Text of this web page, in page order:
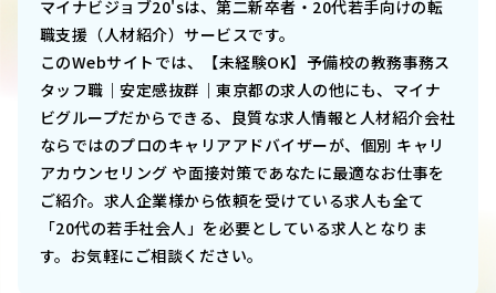
マイナビジョブ20'sは、第二新卒者・20代若手向けの転
職支援（人材紹介）サービスです。
このWebサイトでは、
【未経験OK】予備校の教務事務ス
タッフ職｜安定感抜群｜東京都の求人の他にも、マイナ
ビグループだからできる、良質な求人情報と人材紹介会社
ならではのプロのキャリアアドバイザーが、個別 キャリ
アカウンセリング や面接対策であなたに最適なお仕事を
ご紹介。求人企業様から依頼を受けている求人も全て
「20代の若手社会人」を必要としている求人となりま
す。お気軽にご相談ください。